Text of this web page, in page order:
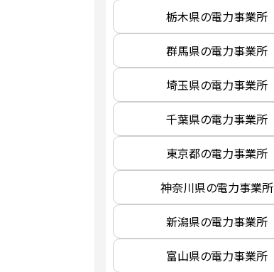
栃木県の電力事業所
群馬県の電力事業所
埼玉県の電力事業所
千葉県の電力事業所
東京都の電力事業所
神奈川県の電力事業所
新潟県の電力事業所
富山県の電力事業所